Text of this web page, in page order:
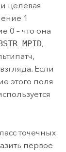
целевая
1
0 – что она
,
Если
этого поля
точечных
первое